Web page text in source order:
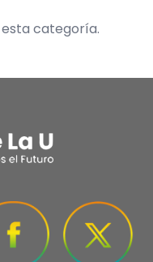
categoría.